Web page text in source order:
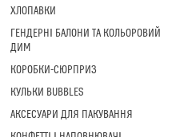
ХЛОПАВКИ
ГЕНДЕРНІ БАЛОНИ ТА КОЛЬОРОВИЙ
ДИМ
КОРОБКИ-СЮРПРИЗ
КУЛЬКИ BUBBLES
АКСЕСУАРИ ДЛЯ ПАКУВАННЯ